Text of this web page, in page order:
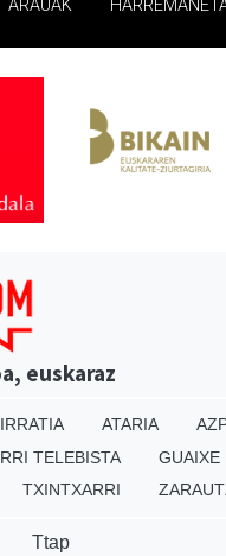
ARAUAK
euskaraz
ATARIA
TELEBISTA GUAIXE
TXINTXARRI
Ttap